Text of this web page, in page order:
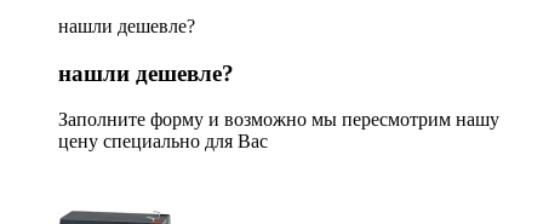
нашли дешевле?
нашли дешевле?
Заполните форму и возможно мы пересмотрим нашу
цену специально для Вас